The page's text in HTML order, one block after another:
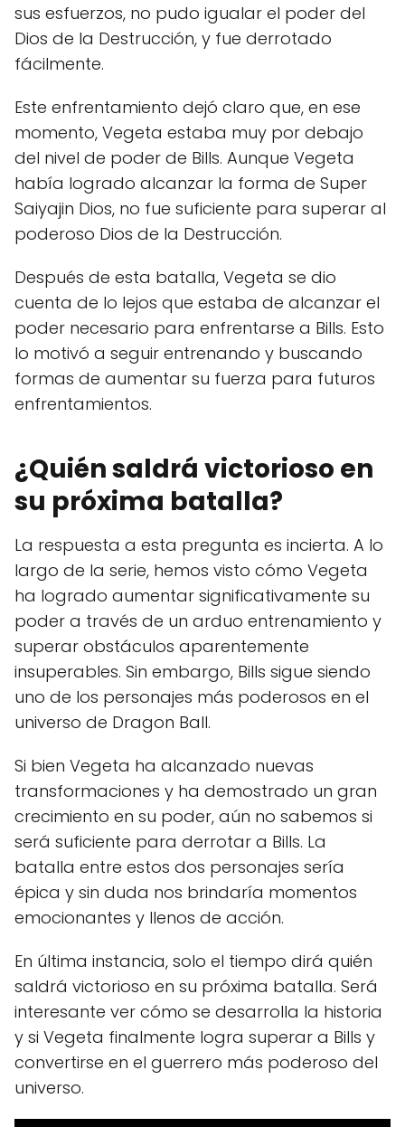
sus esfuerzos, no pudo igualar el poder del
Dios de la Destrucción, y fue derrotado
fácilmente.
Este enfrentamiento dejó claro que, en ese
momento, Vegeta estaba muy por debajo
del nivel de poder de Bills. Aunque Vegeta
había logrado alcanzar la forma de Super
Saiyajin Dios, no fue suficiente para superar al
poderoso Dios de la Destrucción.
Después de esta batalla, Vegeta se dio
cuenta de lo lejos que estaba de alcanzar el
poder necesario para enfrentarse a Bills. Esto
lo motivó a seguir entrenando y buscando
formas de aumentar su fuerza para futuros
enfrentamientos.
¿Quién saldrá victorioso en
su próxima batalla?
La respuesta a esta pregunta es incierta. A lo
largo de la serie, hemos visto cómo Vegeta
ha logrado aumentar significativamente su
poder a través de un arduo entrenamiento y
superar obstáculos aparentemente
insuperables. Sin embargo, Bills sigue siendo
uno de los personajes más poderosos en el
universo de Dragon Ball.
Si bien Vegeta ha alcanzado nuevas
transformaciones y ha demostrado un gran
crecimiento en su poder, aún no sabemos si
será suficiente para derrotar a Bills. La
batalla entre estos dos personajes sería
épica y sin duda nos brindaría momentos
emocionantes y llenos de acción.
En última instancia, solo el tiempo dirá quién
saldrá victorioso en su próxima batalla. Será
interesante ver cómo se desarrolla la historia
y si Vegeta finalmente logra superar a Bills y
convertirse en el guerrero más poderoso del
universo.